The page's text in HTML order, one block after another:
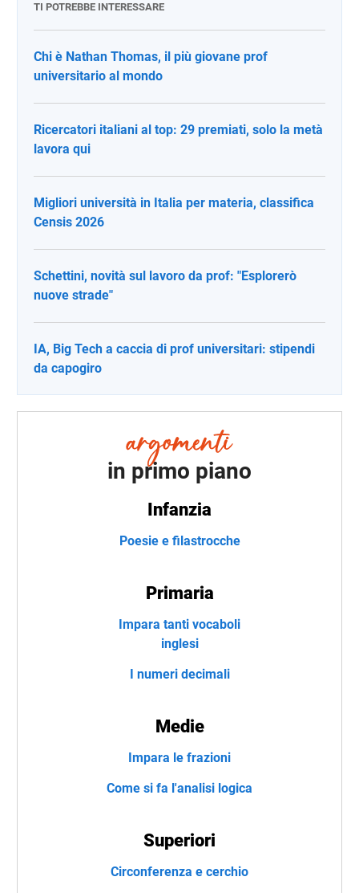
TI POTREBBE INTERESSARE
Chi è Nathan Thomas, il più giovane prof
universitario al mondo
Ricercatori italiani al top: 29 premiati, solo la metà
lavora qui
Migliori università in Italia per materia, classifica
Censis 2026
Schettini, novità sul lavoro da prof: "Esplorerò
nuove strade"
IA, Big Tech a caccia di prof universitari: stipendi
da capogiro
in primo piano
Infanzia
Poesie e filastrocche
Primaria
Impara tanti vocaboli
inglesi
I numeri decimali
Medie
Impara le frazioni
Come si fa l'analisi logica
Superiori
Circonferenza e cerchio